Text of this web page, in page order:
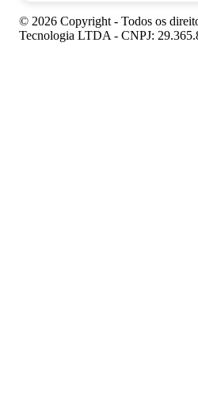
© 2026 Copyright - Todos os
Tecnologia LTDA - CNPJ: